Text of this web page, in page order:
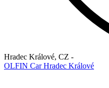
Hradec Králové, CZ -
OLFIN Car Hradec Králové